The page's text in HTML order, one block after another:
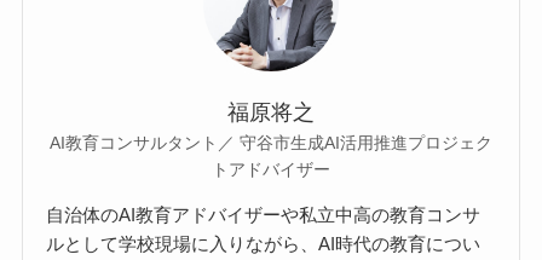
福原将之
AI教育コンサルタント／ 守谷市生成AI活用推進プロジェク
トアドバイザー
自治体のAI教育アドバイザーや私立中高の教育コンサ
ルとして学校現場に入りながら、AI時代の教育につい